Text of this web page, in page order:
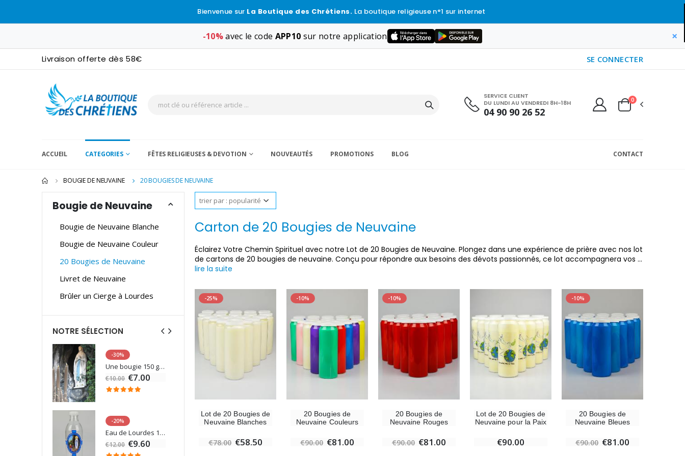
Bienvenue sur La Boutique des Chrétiens. La boutique religieuse n°1 sur internet
-10%avec le code APP10 sur notre application ×
Livraison offerte dès 58€ SE CONNECTER
SERVICE CLIENT
DU LUNDI AU VENDREDI 8H-18H
04 90 90 26 52
0
ACCUEIL CATEGORIES FÊTES RELIGIEUSES & DEVOTION NOUVEAUTÉS PROMOTIONS BLOG CONTACT
BOUGIE DE NEUVAINE 20 BOUGIES DE NEUVAINE
Carton de 20 Bougies de Neuvaine
Éclairez Votre Chemin Spirituel avec notre Lot de 20 Bougies de Neuvaine. Plongez dans une expérience de prière avec nos lot
de cartons de 20 bougies de neuvaine. Conçu pour répondre aux besoins des dévots passionnés, ce lot accompagnera vos ...
lire la suite
-25%
Lot de 20 Bougies de
Neuvaine Blanches
€78.00 €58.50
-10%
20 Bougies de
Neuvaine Couleurs
€90.00 €81.00
-10%
20 Bougies de
Neuvaine Rouges
€90.00 €81.00
Lot de 20 Bougies de
Neuvaine pour la Paix
€90.00
-10%
20 Bougies de
Neuvaine Bleues
€90.00 €81.00
Bougie de Neuvaine
Bougie de Neuvaine Blanche
Bougie de Neuvaine Couleur
20 Bougies de Neuvaine
Livret de Neuvaine
Brûler un Cierge à Lourdes
NOTRE SÉLECTION
-30%
Une bougie 150 gr et votre Prière déposées à Lourdes
€10.00 €7.00
-20%
Eau de Lourdes 1 Litre
€12.00 €9.60
6 Bougies Teintées Masse Couleur Blanche
€6.00
-10%
€15.00 €13.50
-30%
€7.00
€9.60
€6.00
-10%
€15.00 €13.50